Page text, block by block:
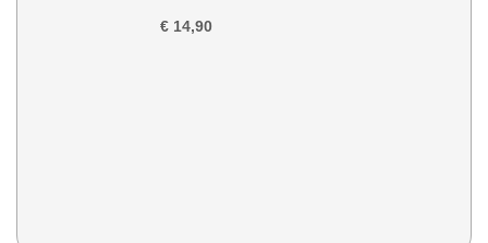
€ 14,90